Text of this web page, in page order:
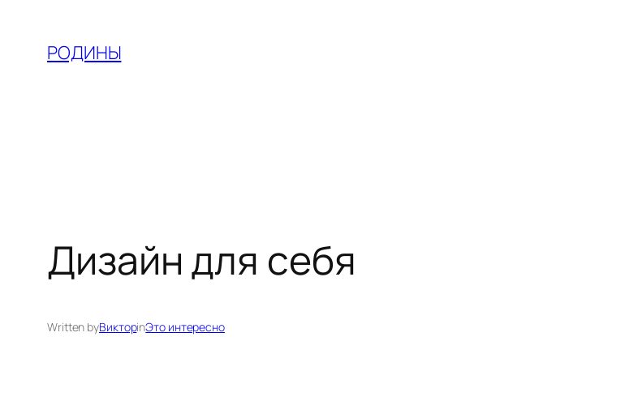
content
РОДИНЫ
Дизайн для себя
Written byВикторinЭто интересно